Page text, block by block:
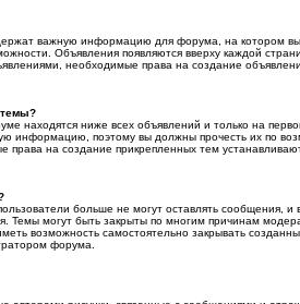
важную информацию для форума, на котором
Объявления появляются вверху каждой
необходимые права на создание
темы?
находятся ниже всех объявлений и только на
информацию, поэтому вы должны прочесть их по
права на создание прикрепленных тем
больше не могут оставлять сообщения, и
Темы могут быть закрыты по многим причинам
возможность самостоятельно закрывать
форума.